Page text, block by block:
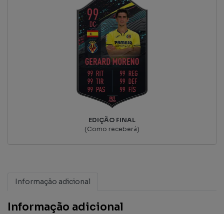
EDIÇÃO FINAL
(Como receberá)
Informação adicional
Informação adicional